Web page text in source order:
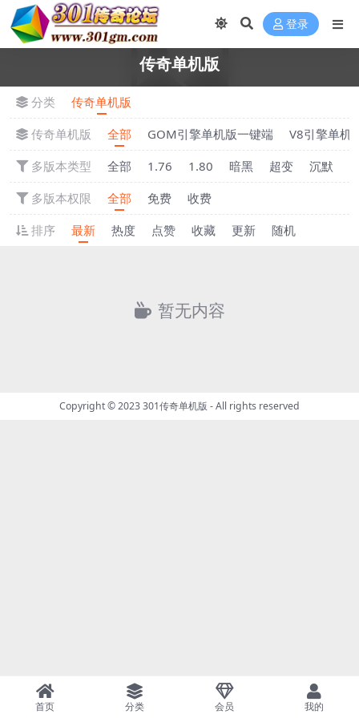
登录
传奇单机版
分类
传奇单机版
传奇单机版
全部 GOM引擎单机版一键端
V8引擎单机
多版本类型
全部 1.76 1.80 暗黑 超变 沉默
多版本权限
全部 免费
收费
排序
最新 热度 点赞 收藏 更新 随机
暂无内容
Copyright © 2023301传奇单机版 - All rights reserved
首页 分类 会员 我的